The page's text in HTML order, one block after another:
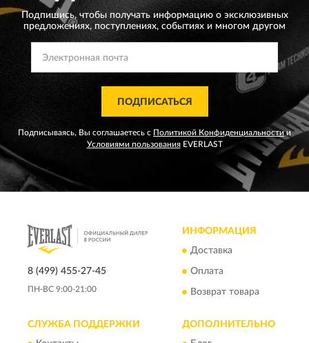
Подпишись, чтобы получать информацию о эксклюзивных
предложениях, поступлениях, событиях и многом другом
ПОДПИСАТЬСЯ
Подписываясь, Вы соглашаетесь с Политикой Конфиденциальности и
Условиями пользованияEVERLAST
8 (499) 455-27-45
ПН-ВС 9:00-21:00
ИНФОРМАЦИЯ
Доставка
Оплата
Возврат товара
СЛУЖБА ПОДДЕРЖКИ ДОПОЛНИТЕЛЬНО